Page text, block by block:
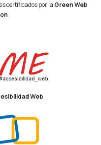
certificados por la Green Web
Web